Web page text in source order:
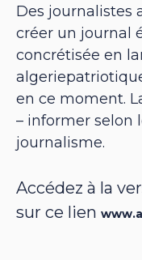
Des journalistes
créer un journal
concrétisée en
en ce moment.
– informer selon
journalisme.
Accédez à la
sur ce lien